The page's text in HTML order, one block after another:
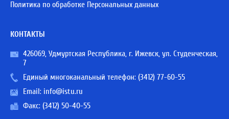
Политика по обработке Персональных данных
КОНТАКТЫ
426069, Удмуртская Республика, г. Ижевск, ул. Студенческая,
7
Единый многоканальный телефон: (3412) 77-60-55
Email: info@istu.ru
Факс: (3412) 50-40-55